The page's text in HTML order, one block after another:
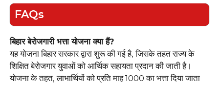
FAQs
बिहार बेरोजगारी भत्ता योजना क्या हैं?
यह योजना बिहार सरकार द्वारा शुरू की गई है, जिसके तहत राज्य के
शिक्षित बेरोजगार युवाओं को आर्थिक सहायता प्रदान की जाती है।
योजना के तहत, लाभार्थियों को प्रति माह ₹1000 का भत्ता दिया जाता